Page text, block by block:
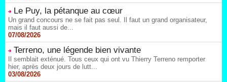
Le Puy, la pétanque au cœur
Un grand concours ne se fait pas seul. Il faut un grand organisateur,
mais il faut aussi de...
07/08/2026
Terreno, une légende bien vivante
Il semblait exténué. Tous ceux qui ont vu Thierry Terreno remporter
hier, après deux jours de lutt...
03/08/2026